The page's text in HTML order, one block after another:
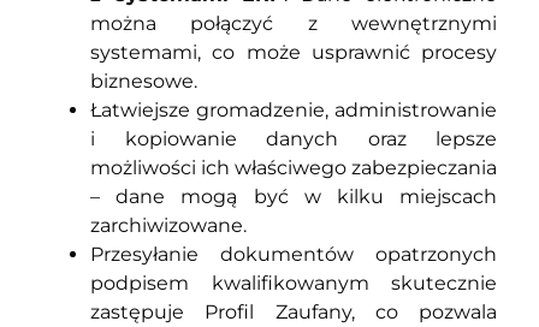
można połączyć z wewnętrznymi
systemami, co może usprawnić procesy
biznesowe.
Łatwiejsze gromadzenie, administrowanie
i kopiowanie danych oraz lepsze
możliwości ich właściwego zabezpieczania
– dane mogą być w kilku miejscach
zarchiwizowane.
Przesyłanie dokumentów opatrzonych
podpisem kwalifikowanym skutecznie
zastępuje Profil Zaufany, co pozwala